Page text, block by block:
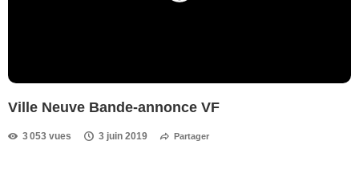
Ville Neuve Bande-annonce VF
3 053 vues 3 juin 2019 Partager